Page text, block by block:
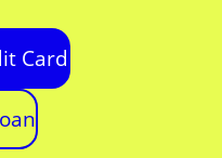
Card